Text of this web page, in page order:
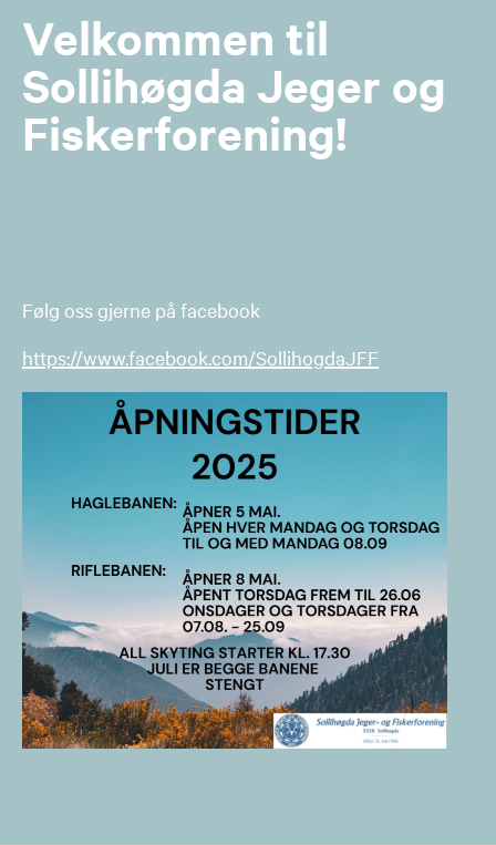
Velkommen til
Sollihøgda Jeger og
Fiskerforening!
Følg oss gjerne på facebook
https://www.facebook.com/SollihogdaJFF